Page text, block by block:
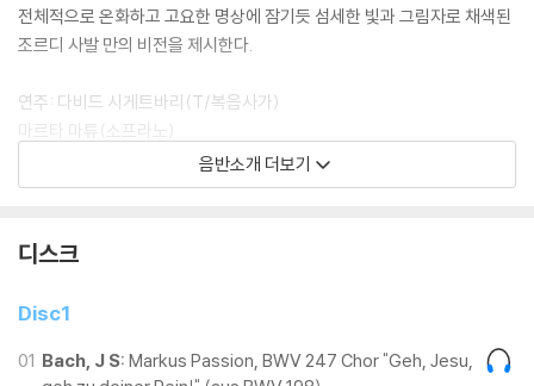
전체적으로 온화하고 고요한 명상에 잠기듯 섬세한 빛과 그림자로 채색된
조르디 사발 만의 비전을 제시한다.
연주: 다비드 시게트바리(T/복음사가)
마르타 마튜(소프라노)
콘스탄틴 볼프(베이스)
르 콩세르 드 나시옹, 조르디 사발(지휘)
음반소개 더보기
디스크
Disc1
01 Bach, J S: Markus Passion, BWV 247 Chor "Geh, Jesu,